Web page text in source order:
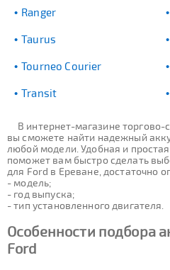
Ranger
Taurus
Tourneo Courier
Transit
В интернет-магазине
вы сможете найти надежный
любой модели. Удобная и
поможет вам быстро сделать
для Ford в Ереване, достаточно
- модель;
- год выпуска;
- тип установленного двигателя.
Особенности подбора
Ford